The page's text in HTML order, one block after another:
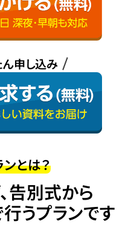
申し込み
とは？
告別式から
うプランです